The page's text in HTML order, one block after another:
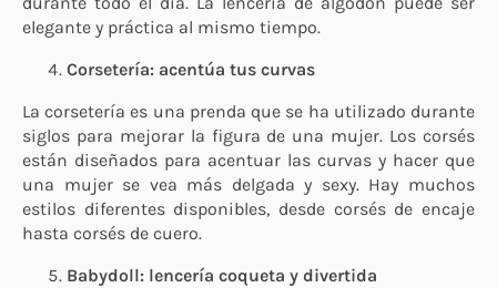
elegante y práctica al mismo tiempo.
Corsetería: acentúa tus curvas
La corsetería es una prenda que se ha utilizado durante
siglos para mejorar la figura de una mujer. Los corsés
están diseñados para acentuar las curvas y hacer que
una mujer se vea más delgada y sexy. Hay muchos
estilos diferentes disponibles, desde corsés de encaje
hasta corsés de cuero.
Babydoll: lencería coqueta y divertida